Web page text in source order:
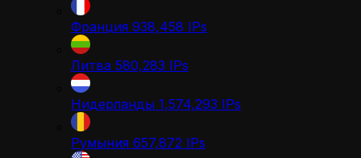
Франция 938,458 IPs
Литва 580,283 IPs
Нидерланды 1,574,293 IPs
Румыния 657,872 IPs